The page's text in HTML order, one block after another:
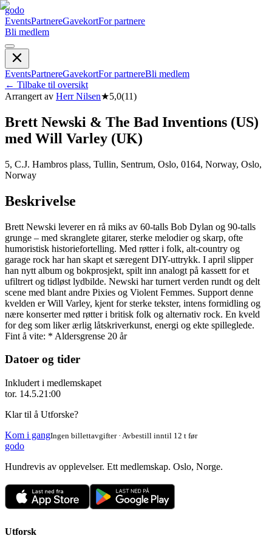
godo
EventsPartnereGavekortFor partnere
Bli medlem
EventsPartnereGavekortFor partnereBli medlem
← Tilbake til oversikt
Arrangert av Herr Nilsen★5,0(11)
Brett Newski & The Bad Inventions (US)
med Will Varley (UK)
5, C.J. Hambros plass, Tullin, Sentrum, Oslo, 0164, Norway, Oslo,
Norway
Beskrivelse
Brett Newski leverer en rå miks av 60-talls Bob Dylan og 90-talls
grunge – med skranglete gitarer, sterke melodier og skarp, ofte
humoristisk historiefortelling. Med røtter i folk, alt-country og
garage rock har han skapt et særegent DIY-uttrykk. I april slipper
han nytt album og bokprosjekt, spilt inn analogt på kassett for et
ufiltrert og tidløst lydbilde. Newski har turnert verden rundt og delt
scene med blant andre Pixies og Violent Femmes. Support denne
kvelden er Will Varley, kjent for sterke tekster, intens formidling og
nære konserter med røtter i britisk folk og alternativ rock. En kveld
for deg som liker ærlig låtskriverkunst, energi og ekte spilleglede.
Fint å vite: * Aldersgrense 20 år
Datoer og tider
Inkludert i medlemskapet
tor. 14.5.21:00
Klar til å Utforske?
Kom i gangIngen billettavgifter · Avbestill inntil 12 t før
godo
Hundrevis av opplevelser. Ett medlemskap. Oslo, Norge.
Utforsk